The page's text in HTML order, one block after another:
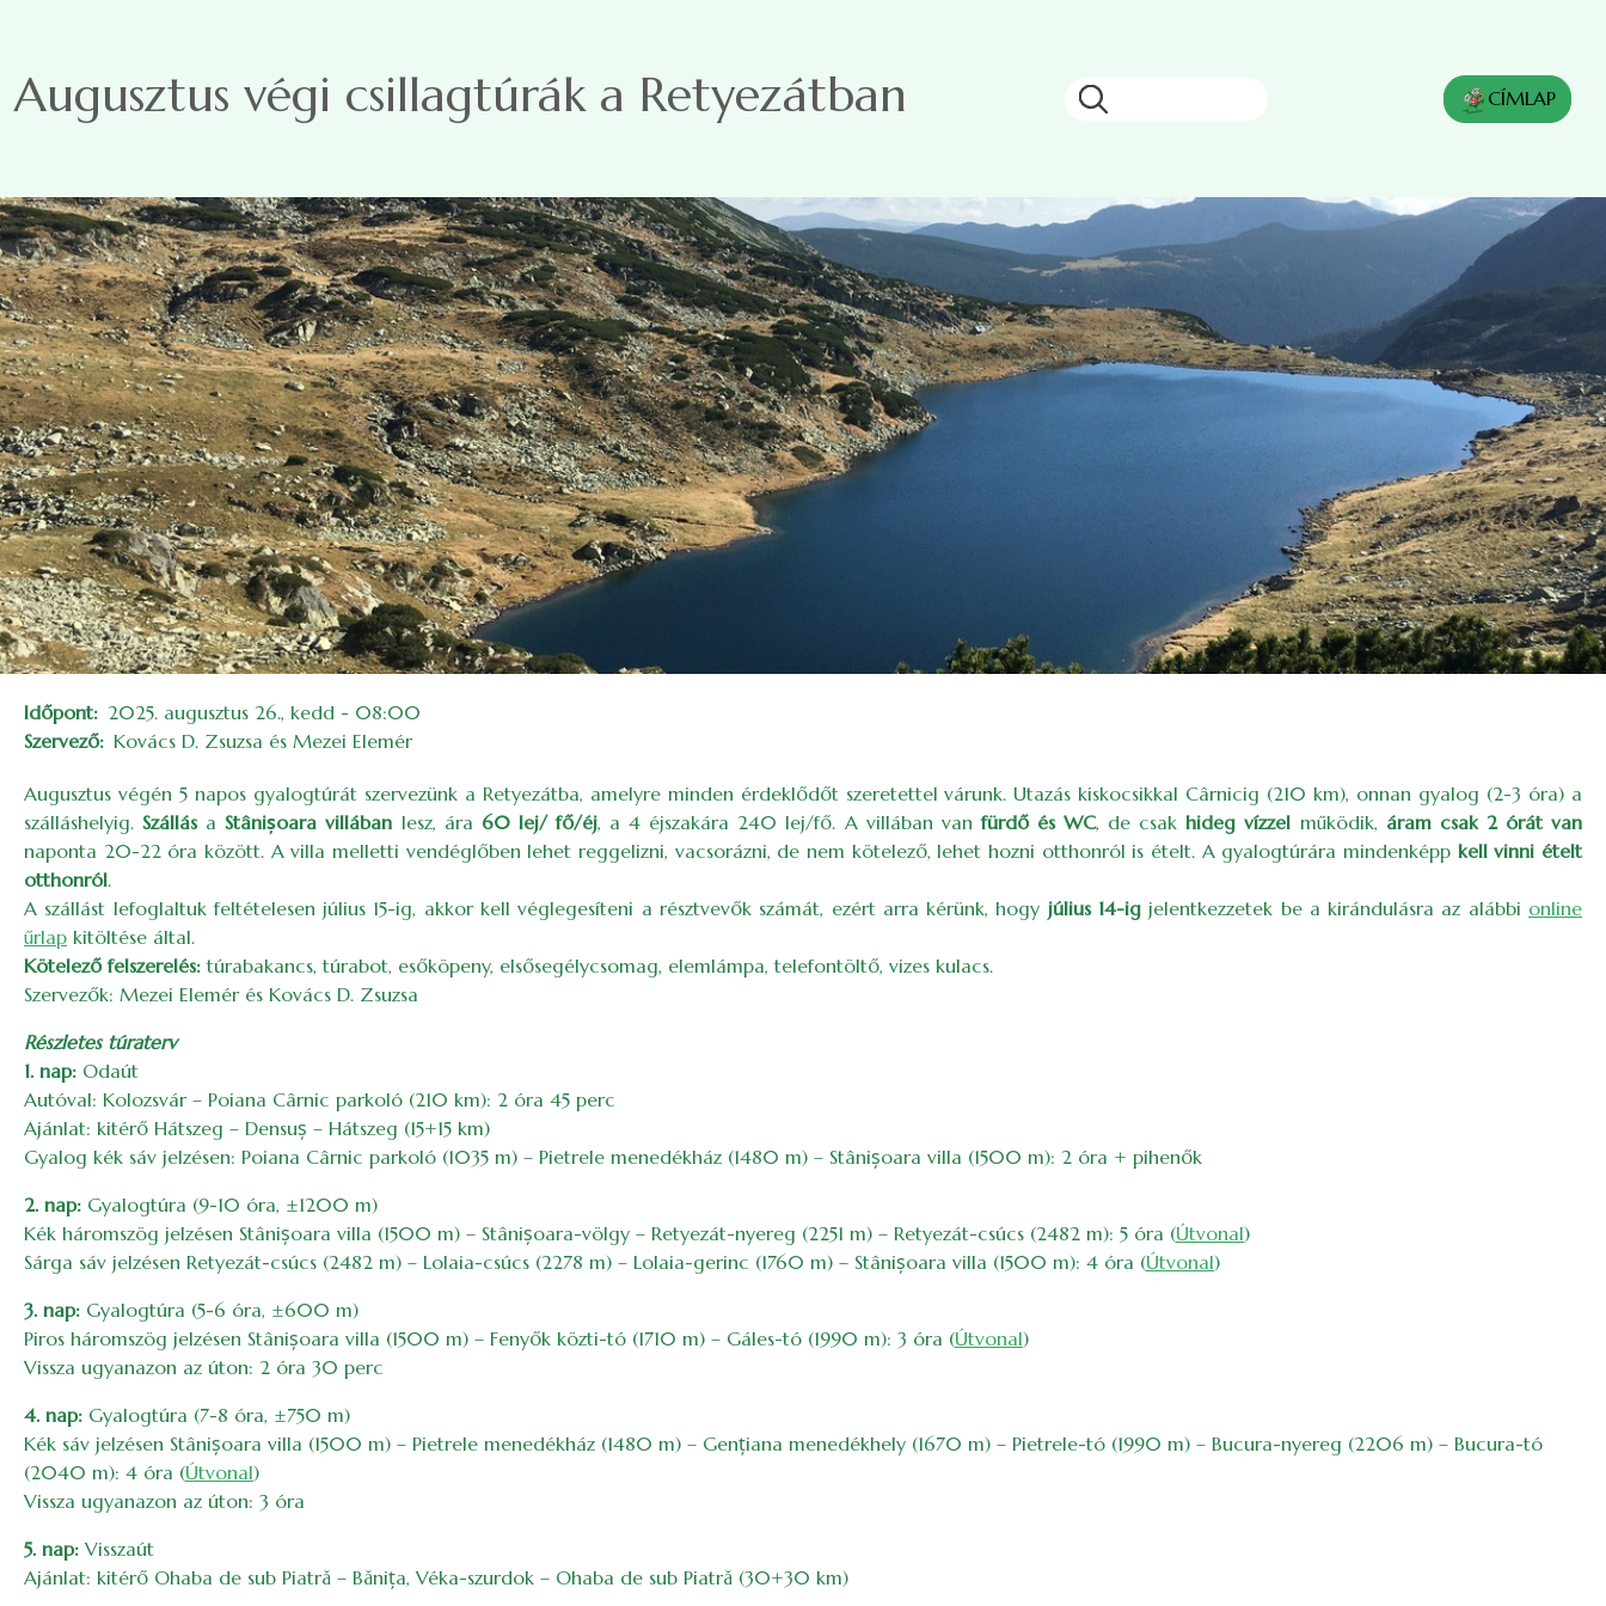
Augusztus végi csillagtúrák a Retyezátban CÍMLAP
Időpont
2025. augusztus 26., kedd - 08:00
Szervező
Kovács D. Zsuzsa és Mezei Elemér
Augusztus végén 5 napos gyalogtúrát szervezünk a Retyezátba, amelyre minden érdeklődőt szeretettel várunk. Utazás kiskocsikkal Cârnicig (210 km), onnan gyalog (2-3 óra) a
szálláshelyig.SzállásaStânișoara villában lesz, ára 60 lej/ fő/éj, a 4 éjszakára 240 lej/fő. A villában vanfürdő és WC, de csakhideg vízzel működik, áram csak 2 órát van
naponta 20-22 óra között. A villa melletti vendéglőben lehet reggelizni, vacsorázni, de nem kötelező, lehet hozni otthonról is ételt. A gyalogtúrára mindenképp kell vinni ételt
otthonról.
A szállást lefoglaltuk feltételesen július 15-ig, akkor kell véglegesíteni a résztvevők számát, ezért arra kérünk, hogy július 14-igjelentkezzetek be a kirándulásra az alábbi online
űrlap kitöltése által.
Kötelező felszerelés: túrabakancs, túrabot, esőköpeny, elsősegélycsomag, elemlámpa, telefontöltő, vizes kulacs.
Szervezők: Mezei Elemér és Kovács D. Zsuzsa
Részletes túraterv
1. nap: Odaút
Autóval: Kolozsvár – Poiana Cârnic parkoló (210 km): 2 óra 45 perc
Ajánlat: kitérő Hátszeg – Densuș – Hátszeg (15+15 km)
Gyalog kék sáv jelzésen: Poiana Cârnic parkoló (1035 m) – Pietrele menedékház (1480 m) – Stânișoara villa (1500 m): 2 óra + pihenők
2. nap: Gyalogtúra (9-10 óra, ±1200 m)
Kék háromszög jelzésen Stânișoara villa (1500 m) – Stânișoara-völgy – Retyezát-nyereg (2251 m) – Retyezát-csúcs (2482 m): 5 óra (Útvonal)
Sárga sáv jelzésen Retyezát-csúcs (2482 m) – Lolaia-csúcs (2278 m) – Lolaia-gerinc (1760 m) – Stânișoara villa (1500 m): 4 óra (Útvonal)
3. nap: Gyalogtúra (5-6 óra, ±600 m)
Piros háromszög jelzésen Stânișoara villa (1500 m) – Fenyők közti-tó (1710 m) – Gáles-tó (1990 m): 3 óra (Útvonal)
Vissza ugyanazon az úton: 2 óra 30 perc
4. nap: Gyalogtúra (7-8 óra, ±750 m)
Kék sáv jelzésen Stânișoara villa (1500 m) – Pietrele menedékház (1480 m) – Gențiana menedékhely (1670 m) – Pietrele-tó (1990 m) – Bucura-nyereg (2206 m) – Bucura-tó
(2040 m): 4 óra (Útvonal)
Vissza ugyanazon az úton: 3 óra
5. nap: Visszaút
Ajánlat: kitérő Ohaba de sub Piatră – Bănița, Véka-szurdok – Ohaba de sub Piatră (30+30 km)